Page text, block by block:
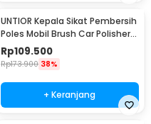
UNTIOR Kepala Sikat Pembersih
Poles Mobil Brush Car Polisher
23 PCS - CB-031
Rp109.500
Rp173.900 38%
+ Keranjang